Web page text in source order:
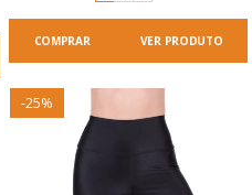
VER PRODUTO
-25%